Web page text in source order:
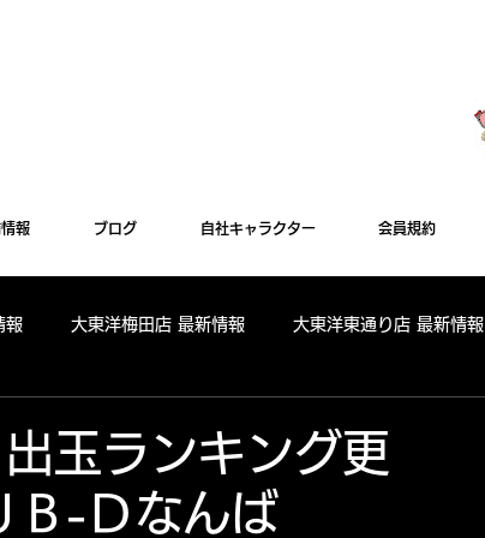
報 ブログ 自社キャラクター 会員規約
報 大東洋梅田店 最新情報 大東洋東通り店 最新情報
ーン 出玉ランキング 周年
ランキング更
Ｄなんば